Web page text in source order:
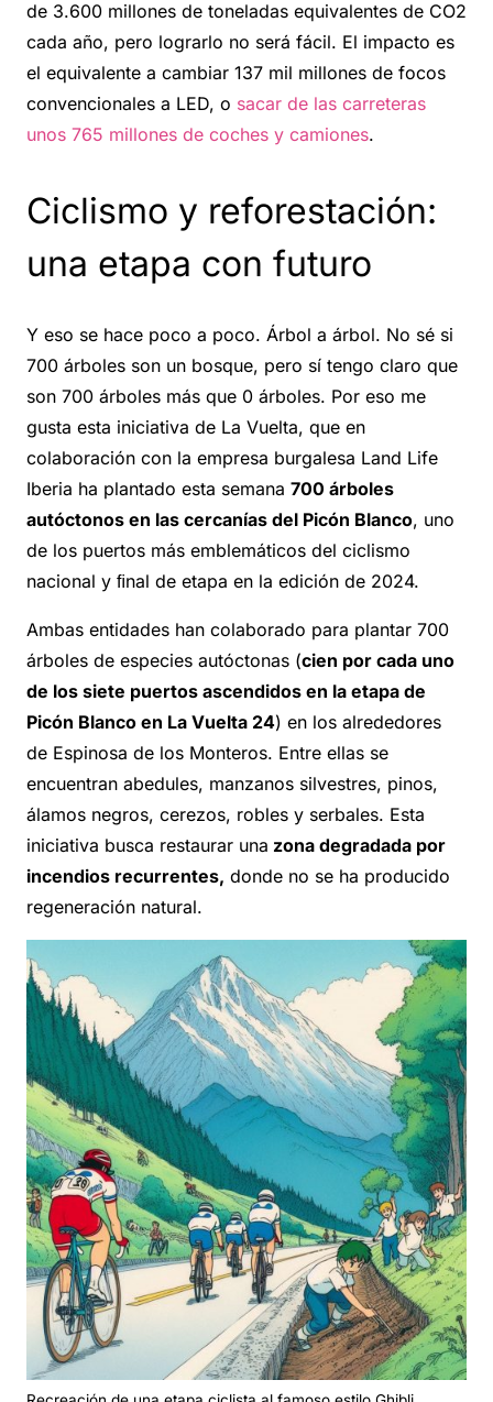
de 3.600 millones de toneladas equivalentes de CO2
cada año, pero lograrlo no será fácil. El impacto es
el equivalente a cambiar 137 mil millones de focos
convencionales a LED, o sacar de las carreteras
unos 765 millones de coches y camiones.
Ciclismo y reforestación:
una etapa con futuro
Y eso se hace poco a poco. Árbol a árbol. No sé si
700 árboles son un bosque, pero sí tengo claro que
son 700 árboles más que 0 árboles. Por eso me
gusta esta iniciativa de La Vuelta, que en
colaboración con la empresa burgalesa Land Life
Iberia ha plantado esta semana 700 árboles
autóctonos en las cercanías del Picón Blanco, uno
de los puertos más emblemáticos del ciclismo
nacional y ﬁnal de etapa en la edición de 2024.
Ambas entidades han colaborado para plantar 700
árboles de especies autóctonas (cien por cada uno
de los siete puertos ascendidos en la etapa de
Picón Blanco en La Vuelta 24) en los alrededores
de Espinosa de los Monteros. Entre ellas se
encuentran abedules, manzanos silvestres, pinos,
álamos negros, cerezos, robles y serbales. Esta
iniciativa busca restaurar una zona degradada por
incendios recurrentes, donde no se ha producido
regeneración natural.